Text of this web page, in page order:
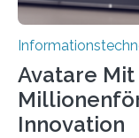
Avatare
Innovation